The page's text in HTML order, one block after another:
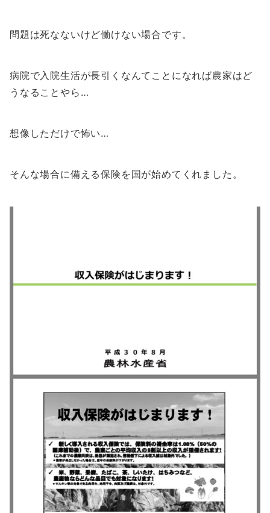
問題は死なないけど働けない場合です。
病院で入院生活が長引くなんてことになれば農家はど
うなることやら…
想像しただけで怖い…
そんな場合に備える保険を国が始めてくれました。